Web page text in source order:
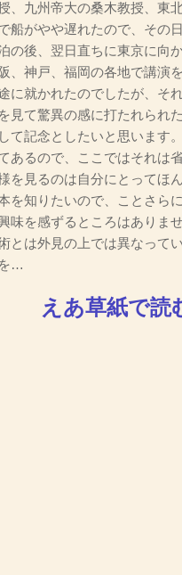
、九州帝大の桑木教授、東
船がやや遅れたので、その
の後、翌日直ちに東京に向
、神戸、福岡の各地で講演
に就かれたのでしたが、そ
見て驚異の感に打たれられ
て記念としたいと思います
あるので、ここではそれは省
を見るのは自分にとってほ
を知りたいので、ことさら
味を感ずるところはありま
とは外見の上では異なって
…
えあ草紙で読